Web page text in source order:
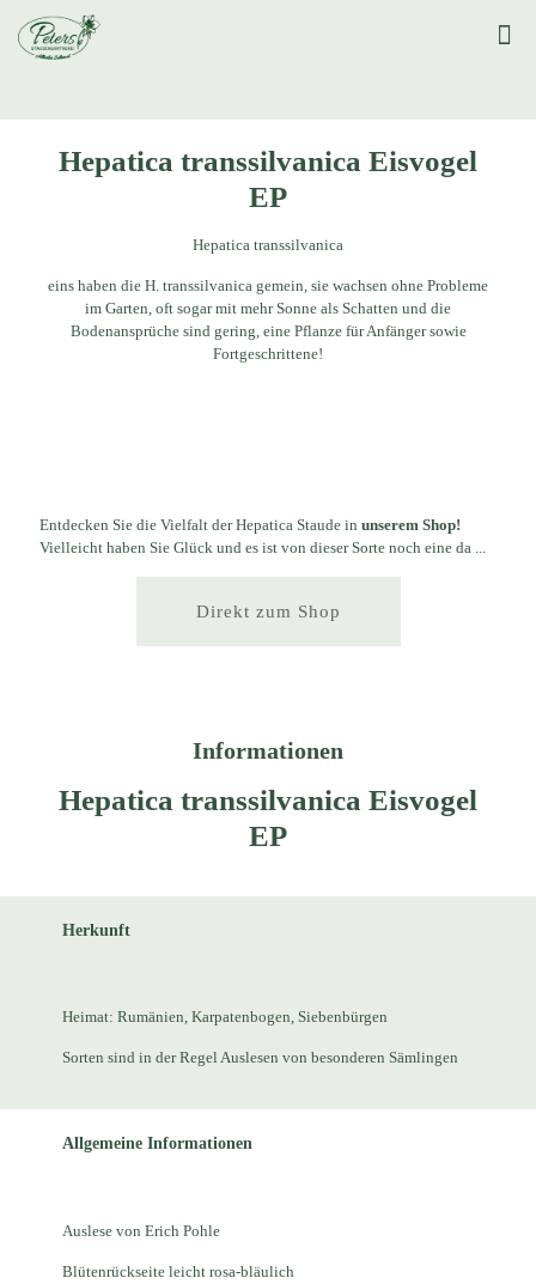
Hepatica transsilvanica Eisvogel
EP
Hepatica transsilvanica
eins haben die H. transsilvanica gemein, sie wachsen ohne Probleme
im Garten, oft sogar mit mehr Sonne als Schatten und die
Bodenansprüche sind gering, eine Pflanze für Anfänger sowie
Fortgeschrittene!
Entdecken Sie die Vielfalt der Hepatica Staude in unserem Shop!
Vielleicht haben Sie Glück und es ist von dieser Sorte noch eine da ...
Direkt zum Shop
Informationen
Hepatica transsilvanica Eisvogel
EP
Herkunft
Heimat: Rumänien, Karpatenbogen, Siebenbürgen
Sorten sind in der Regel Auslesen von besonderen Sämlingen
Allgemeine Informationen
Auslese von Erich Pohle
Blütenrückseite leicht rosa-bläulich